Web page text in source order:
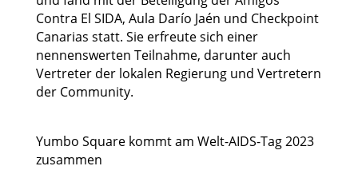
Contra El SIDA, Aula Darío Jaén und Checkpoint
Canarias statt. Sie erfreute sich einer
nennenswerten Teilnahme, darunter auch
Vertreter der lokalen Regierung und Vertretern
der Community.
Yumbo Square kommt am Welt-AIDS-Tag 2023
zusammen